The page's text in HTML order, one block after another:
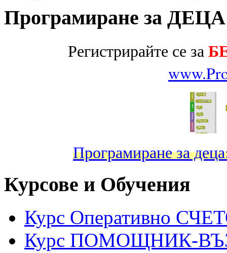
Програмиране за ДЕЦА
Регистрирайте се за
Програмиране за
Курсове и Обучения
Курс Оперативно
Курс ПОМОЩНИК-